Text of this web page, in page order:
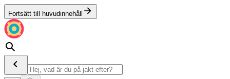
Fortsätt till huvudinnehåll